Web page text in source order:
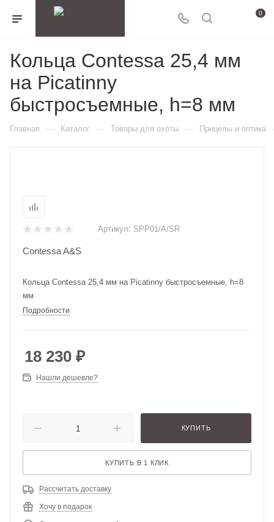
0
Кольца Contessa 25,4 мм
на Picatinny
быстросъемные, h=8 мм
Главная — Каталог — Товары для охоты — Прицелы и оптика
Артикул: SPP01/A/SR
Contessa A&S
Кольца Contessa 25,4 мм на Picatinny быстросъемные, h=8
мм
Подробности
18 230 ₽
Нашли дешевле?
КУПИТЬ
КУПИТЬ В 1 КЛИК
Рассчитать доставку
Хочу в подарок